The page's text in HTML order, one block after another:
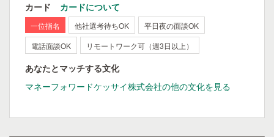
カード カードについて
一位指名 他社選考待ちOK
平日夜の面談OK
電話面談OK
リモートワーク可（週3日以上）
あなたとマッチする文化
マネーフォワードケッサイ株式会社の他の文化を見る